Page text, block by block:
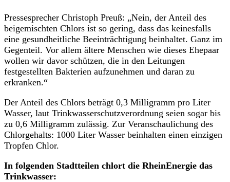
Pressesprecher Christoph Preuß: „Nein, der Anteil des
beigemischten Chlors ist so gering, dass das keinesfalls
eine gesundheitliche Beeinträchtigung beinhaltet. Ganz im
Gegenteil. Vor allem ältere Menschen wie dieses Ehepaar
wollen wir davor schützen, die in den Leitungen
festgestellten Bakterien aufzunehmen und daran zu
erkranken.“
Der Anteil des Chlors beträgt 0,3 Milligramm pro Liter
Wasser, laut Trinkwasserschutzverordnung seien sogar bis
zu 0,6 Milligramm zulässig. Zur Veranschaulichung des
Chlorgehalts: 1000 Liter Wasser beinhalten einen einzigen
Tropfen Chlor.
In folgenden Stadtteilen chlort die RheinEnergie das
Trinkwasser: